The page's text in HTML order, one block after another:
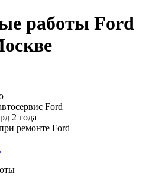
работы Ford
Ford
2 года
ремонте Ford